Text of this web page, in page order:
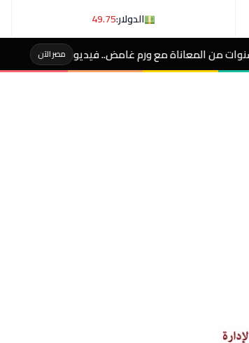
الدولار:49.75
مصر الآن عاجل- تحذير عاجل من